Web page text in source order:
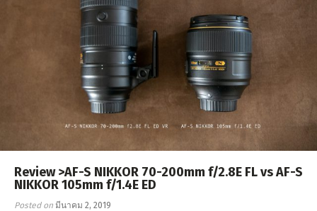
Review >AF-S NIKKOR 70-200mm f/2.8E FL vs AF-S
NIKKOR 105mm f/1.4E ED
Posted on มีนาคม 2, 2019